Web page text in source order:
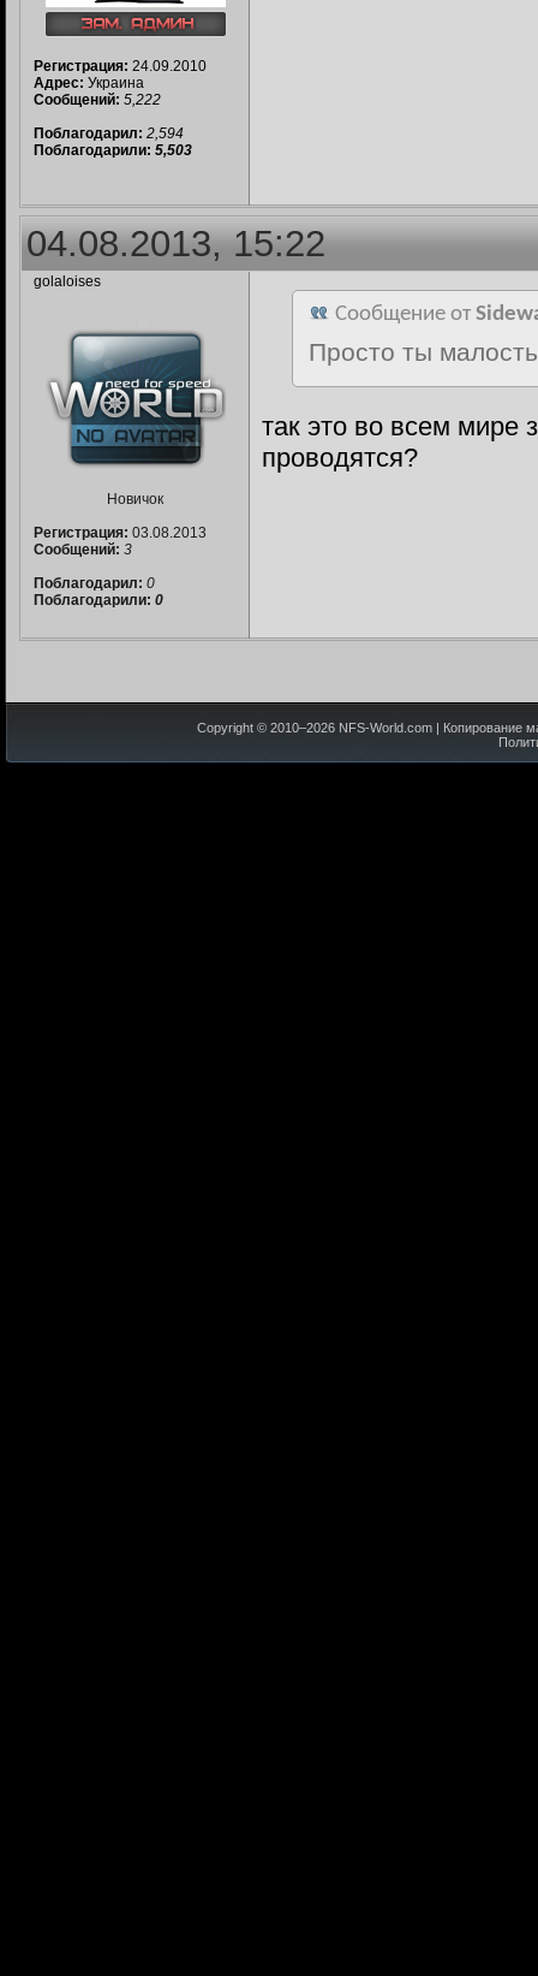
Регистрация: 24.09.2010
Адрес: Украина
Сообщений: 5,222
Поблагодарил: 2,594
Поблагодарили: 5,503
04.08.2013, 15:22
golaloises
Новичок
Регистрация: 03.08.2013
Сообщений: 3
Поблагодарил: 0
Поблагодарили: 0
Сообщение от
Просто ты
так это во всем мире
проводятся?
Copyright © 2010–2026 NFS-World.com | Копирование